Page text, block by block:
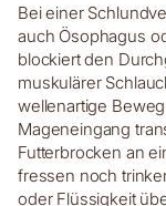
Bei einer
auch Ösophagus
blockiert den
muskulärer
wellenartige
Mageneingang
Futterbrocken an
fressen noch
oder Flüssigkeit